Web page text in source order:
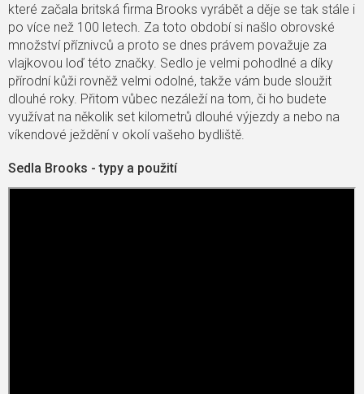
které začala britská firma Brooks vyrábět a děje se tak stále i
po více než 100 letech. Za toto období si našlo obrovské
množství příznivců a proto se dnes právem považuje za
vlajkovou loď této značky. Sedlo je velmi pohodlné a díky
přírodní kůži rovněž velmi odolné, takže vám bude sloužit
dlouhé roky. Přitom vůbec nezáleží na tom, či ho budete
využívat na několik set kilometrů dlouhé výjezdy a nebo na
víkendové ježdění v okolí vašeho bydliště.
Sedla Brooks - typy a použití